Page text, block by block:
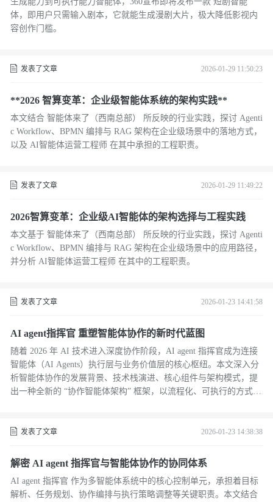
体，即用户只需输入剧本，它就能生成漫剧大片，极大降低影视内
容创作门槛。
发表了文章 2026-01-29 11:50:23
**2026 智算变革：企业级智能体系统的架构实践**
本文结合 智能体来了（西南总部） 所反映的行业实践，探讨 Agenti
c Workflow、BPMN 编排与 RAG 架构在企业级场景中的落地方式，
以及 AI智能体运营工程师 在其中承担的工程职责。
发表了文章 2026-01-29 11:49:22
2026智算变革：企业级AI智能体的架构选择与工程实践
本文基于 智能体来了（西南总部） 所反映的行业实践，探讨 Agenti
c Workflow、BPMN 编排与 RAG 架构在企业级场景中的应用路径，
并分析 AI智能体运营工程师 在其中的工程职责。
发表了文章 2026-01-23 14:41:58
AI agent指挥官 重塑智能体协作的新时代蓝图
随着 2026 年 AI 技术进入深度协作阶段，AI agent 指挥官成为连接
智能体（AI Agents）执行层与业务价值层的核心枢纽。本文深入分
析智能体协作的发展背景、技术栈演进、核心组件与架构模式，提
出一种全新的 “协作智能体架构” 框架，以流程化、可执行的方式解
发表了文章 2026-01-23 14:38:38
解密 AI agent 指挥官与智能体协作的协同体系
AI agent 指挥官 作为多智能体系统中的核心控制单元，承担着目标
解析、任务规划、协作编排与执行策略调整等关键职责。本文结合